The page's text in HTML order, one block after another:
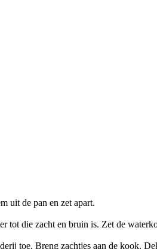
uit de pan en zet apart.
tot die zacht en bruin is. Zet de
toe. Breng zachtjes aan de kook.